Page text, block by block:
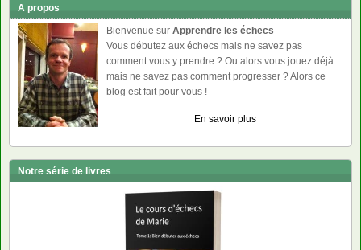
A propos
Bienvenue sur Apprendre les échecs
Vous débutez aux échecs mais ne savez pas
comment vous y prendre ? Ou alors vous jouez déjà
mais ne savez pas comment progresser ? Alors ce
blog est fait pour vous !
En savoir plus
Notre série de livres